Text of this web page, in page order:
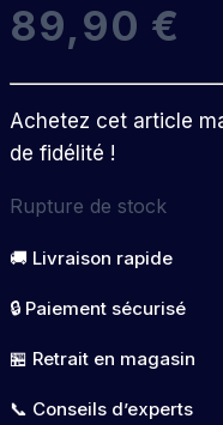
89,90 €
Achetez cet article
de fidélité !
Rupture de stock
🚚 Livraison rapide
🔒 Paiement sécurisé
🏪 Retrait en magasin
📞 Conseils d’experts